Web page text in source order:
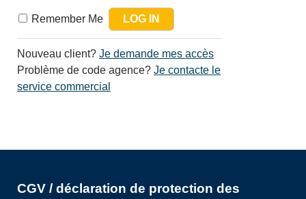
Remember Me
Nouveau client? Je demande mes accès
Problème de code agence? Je contacte le
service commercial
CGV / déclaration de protection des